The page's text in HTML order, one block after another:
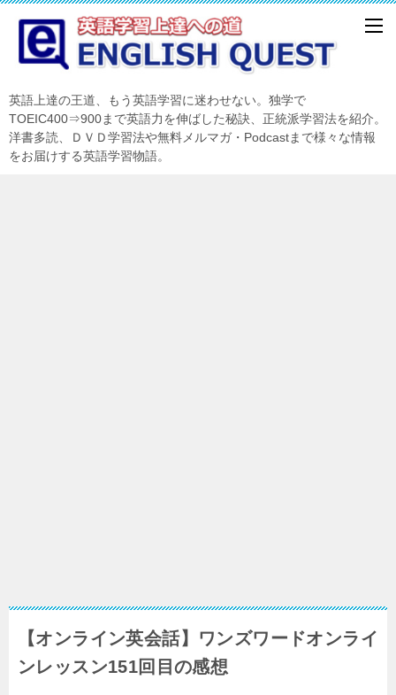
英語上達の王道、もう英語学習に迷わせない。独学で
TOEIC400⇒900まで英語力を伸ばした秘訣、正統派学習法を紹介。
洋書多読、ＤＶＤ学習法や無料メルマガ・Podcastまで様々な情報
をお届けする英語学習物語。
【オンライン英会話】ワンズワードオンライ
ンレッスン151回目の感想